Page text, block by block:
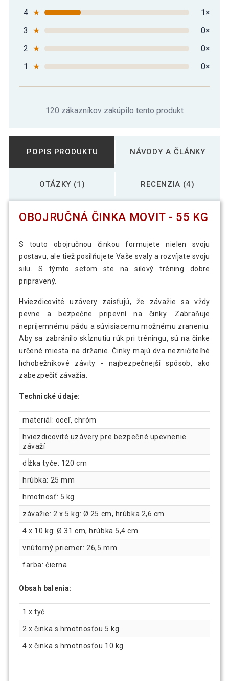
4 ★
1×
3
★
0×
2 ★
0×
1
★ 0×
120 zákazníkov zakúpilo tento produkt
POPIS PRODUKTU NÁVODY A ČLÁNKY
OTÁZKY (1) RECENZIA (4)
OBOJRUČNÁ ČINKA MOVIT - 55 KG
S touto obojručnou činkou formujete nielen svoju
postavu, ale tiež posilňujete Vaše svaly a rozvíjate svoju
silu. S týmto setom ste na silový tréning dobre
pripravený.
Hviezdicovité uzávery zaisťujú, že závažie sa vždy
pevne a bezpečne pripevní na činky. Zabraňuje
nepríjemnému pádu a súvisiacemu možnému zraneniu.
Aby sa zabránilo skĺznutiu rúk pri tréningu, sú na činke
určené miesta na držanie. Činky majú dva nezničiteľné
lichobežníkové závity - najbezpečnejší spôsob, ako
zabezpečiť závažia.
Technické údaje:
materiál: oceľ, chróm
hviezdicovité uzávery pre bezpečné upevnenie
závaží
dĺžka tyče: 120 cm
hrúbka: 25 mm
hmotnosť: 5 kg
závažie: 2 x 5 kg: Ø 25 cm, hrúbka 2,6 cm
4 x 10 kg: Ø 31 cm, hrúbka 5,4 cm
vnútorný priemer: 26,5 mm
farba: čierna
Obsah balenia:
1 x tyč
2 x činka s hmotnosťou 5 kg
4 x činka s hmotnosťou 10 kg